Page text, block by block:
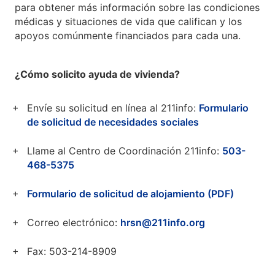
para obtener más información sobre las condiciones
médicas y situaciones de vida que califican y los
apoyos comúnmente financiados para cada una.
¿Cómo solicito ayuda de vivienda?
Envíe su solicitud en línea al 211info: Formulario
de solicitud de necesidades sociales
Llame al Centro de Coordinación 211info: 503-
468-5375
Formulario de solicitud de alojamiento (PDF)
Correo electrónico: hrsn@211info.org
Fax: 503-214-8909